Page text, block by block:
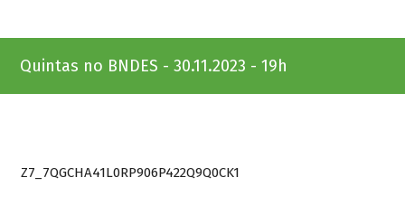
Quintas no BNDES - 30.11.2023 - 19h
Z7_7QGCHA41L0RP906P422Q9Q0CK1